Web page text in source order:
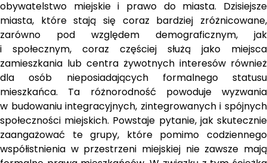
obywatelstwo miejskie i prawo do miasta. Dzisiejsze
miasta, które stają się coraz bardziej zróżnicowane,
zarówno pod względem demograficznym, jak
i społecznym, coraz częściej służą jako miejsca
zamieszkania lub centra żywotnych interesów również
dla osób nieposiadających formalnego statusu
mieszkańca. Ta różnorodność powoduje wyzwania
w budowaniu integracyjnych, zintegrowanych i spójnych
społeczności miejskich. Powstaje pytanie, jak skutecznie
zaangażować te grupy, które pomimo codziennego
współistnienia w przestrzeni miejskiej nie zawsze mają